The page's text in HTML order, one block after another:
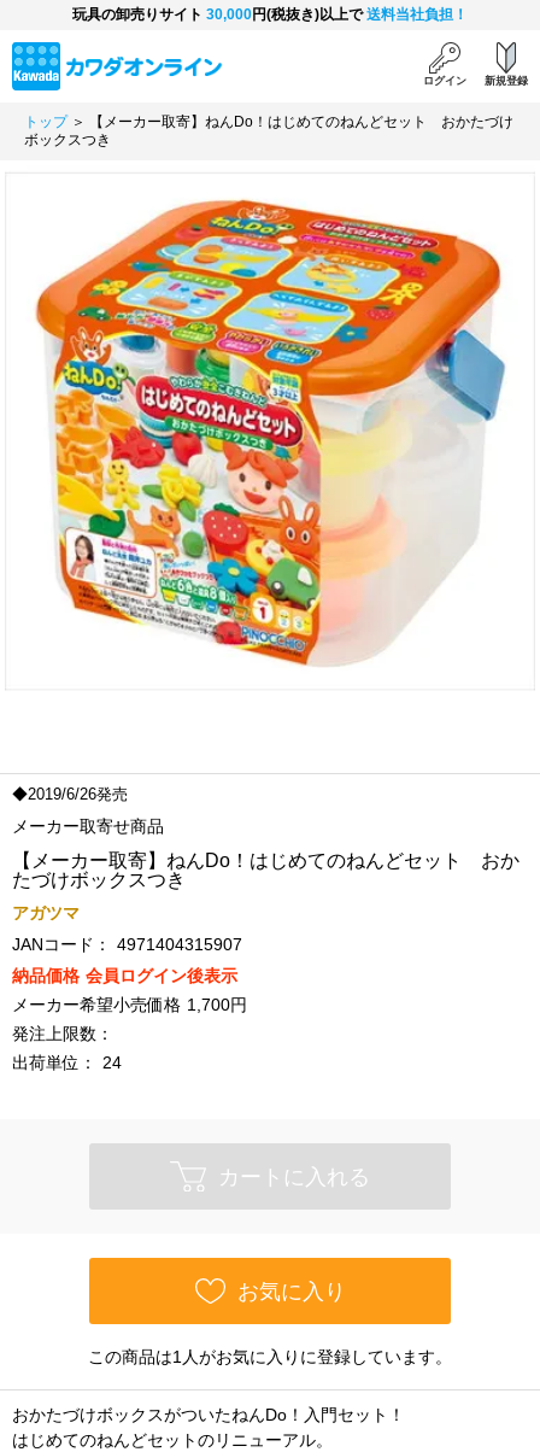
玩具の卸売りサイト 30,000円(税抜き)以上で送料当社負担！
ログイン 新規登録
トップ＞ 【メーカー取寄】ねんDo！はじめてのねんどセット おかたづけ
ボックスつき
◆2019/6/26発売
メーカー取寄せ商品
【メーカー取寄】ねんDo！はじめてのねんどセット おか
たづけボックスつき
アガツマ
JANコード：
4971404315907
納品価格 会員ログイン後表示
メーカー希望小売価格 1,700円
発注上限数：
出荷単位：
24
カートに入れる
お気に入り
この商品は1人がお気に入りに登録しています。
おかたづけボックスがついたねんDo！入門セット！
はじめてのねんどセットのリニューアル。